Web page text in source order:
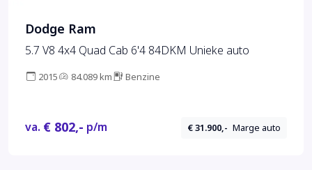
Dodge Ram
5.7 V8 4x4 Quad Cab 6'4 84DKM Unieke auto
2015 84.089 km Benzine
va. € 802,- p/m € 31.900,- Marge auto